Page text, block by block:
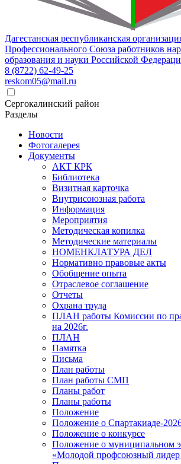
Дагестанская республиканская
Профессионального Союза работников
образования и науки Российской
8 (8722) 62-49-25
reskom05@mail.ru
Сергокалинский район
Разделы
Новости
Фотогалерея
Документы
АКТ КРК
Библиотека
Визитная карточка
Внутрисоюзная работа
Информация
Мероприятия
Методическая копилка
Методические материалы
НОМЕНКЛАТУРА ДЕЛ
Нормативно правовые акты
Обобщение опыта
Отраслевое соглашение
Отчеты
Охрана труда
ПЛАН работы Комиссии по
на 2026г.
ПЛАН
Памятка
Письма
План работы
План работы СМП
Планы работ
Планы работы
Положение
Положение о Спартакиаде-
Положение о конкурсе
Положение о муниципальном
«Молодой профсоюзный лидер